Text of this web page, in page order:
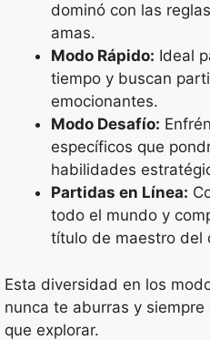
dominó con las
amas.
Modo Rápido: Ideal
tiempo y buscan
emocionantes.
Modo Desafío:
específicos que
habilidades
Partidas en Línea:
todo el mundo y
título de maestro del
Esta diversidad en los
nunca te aburras y
que explorar.